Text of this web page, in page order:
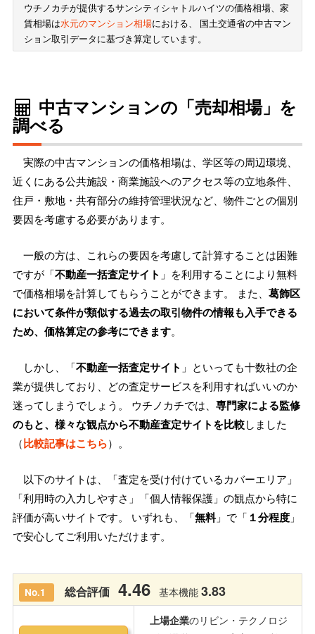
ウチノカチが提供するサンシティシャトルハイツの価格相場、家
賃相場は水元のマンション相場における、 国土交通省の中古マン
ション取引データに基づき算定しています。
中古マンションの「売却相場」を
調べる
実際の中古マンションの価格相場は、学区等の周辺環境、
近くにある公共施設・商業施設へのアクセス等の立地条件、
住戸・敷地・共有部分の維持管理状況など、物件ごとの個別
要因を考慮する必要があります。
一般の方は、これらの要因を考慮して計算することは困難
ですが「不動産一括査定サイト 」を利用することにより無料
で価格相場を計算してもらうことができます。 また、 葛飾区
において条件が類似する過去の取引物件の情報も入手できる
ため、価格算定の参考にできます。
しかし、「不動産一括査定サイト 」といっても十数社の企
業が提供しており、どの査定サービスを利用すればいいのか
迷ってしまうでしょう。 ウチノカチでは、 専門家による監修
のもと、様々な観点から不動産査定サイトを比較しました
（比較記事はこちら）。
以下のサイトは、「査定を受け付けているカバーエリア」
「利用時の入力しやすさ」「個人情報保護」の観点から特に
評価が高いサイトです。 いずれも、「無料」で「 １分程度 」
で安心してご利用いただけます。